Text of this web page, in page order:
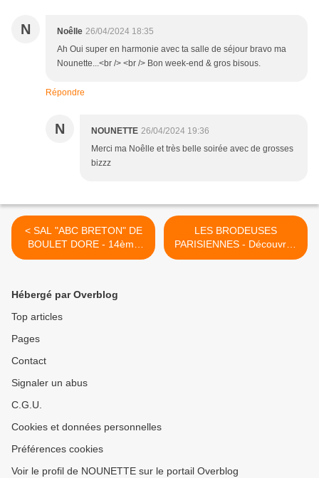
N Noêlle 26/04/2024 18:35
Ah Oui super en harmonie avec ta salle de séjour bravo ma
Nounette...<br /> <br /> Bon week-end & gros bisous.
Répondre
N NOUNETTE 26/04/2024 19:36
Merci ma Noêlle et très belle soirée avec de grosses
bizzz
< SAL "ABC BRETON" DE
BOULET DORE - 14ème
AVANCEE - 1 NOUVELLE
LES BRODEUSES
PARISIENNES - Découvrez
les résultats du concours en
Hébergé par Overblog
Top articles
Pages
Contact
Signaler un abus
C.G.U.
Cookies et données personnelles
Préférences cookies
Voir le profil de NOUNETTE sur le portail Overblog